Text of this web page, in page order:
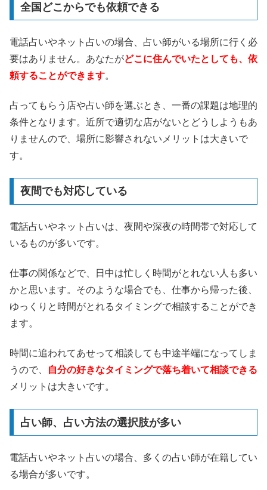
全国どこからでも依頼できる
電話占いやネット占いの場合、占い師がいる場所に行く必
要はありません。あなたがどこに住んでいたとしても、依
頼することができます。
占ってもらう店や占い師を選ぶとき、一番の課題は地理的
条件となります。近所で適切な店がないとどうしようもあ
りませんので、場所に影響されないメリットは大きいで
す。
夜間でも対応している
電話占いやネット占いは、夜間や深夜の時間帯で対応して
いるものが多いです。
仕事の関係などで、日中は忙しく時間がとれない人も多い
かと思います。そのような場合でも、仕事から帰った後、
ゆっくりと時間がとれるタイミングで相談することができ
ます。
時間に追われてあせって相談しても中途半端になってしま
うので、
自分の好きなタイミングで落ち着いて相談できる
メリットは大きいです。
占い師、占い方法の選択肢が多い
電話占いやネット占いの場合、多くの占い師が在籍してい
る場合が多いです。